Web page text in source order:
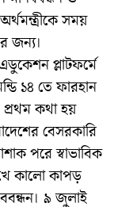
সময়
জন্য।
প্লাটফর্মে
১৪ তে ফারহান
কথা হয়
বেসরকারি
পরে স্বাভাবিক
কালো কাপড়
৯ জুলাই